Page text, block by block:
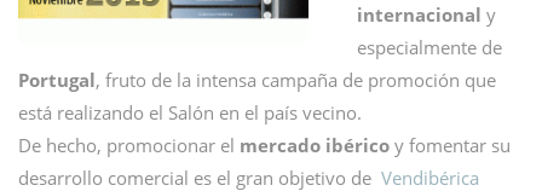
internacional y
especialmente de
Portugal, fruto de la intensa campaña de promoción que
está realizando el Salón en el país vecino.
De hecho, promocionar el mercado ibérico y fomentar su
desarrollo comercial es el gran objetivo de Vendibérica